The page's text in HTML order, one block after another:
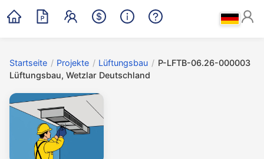
Startseite / Projekte / Lüftungsbau / P-LFTB-06.26-000003
Lüftungsbau, Wetzlar Deutschland